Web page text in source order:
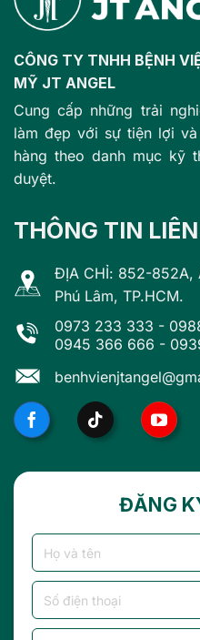
CÔNG TY TNHH BỆNH
MỸ JT ANGEL
Cung cấp những trải
làm đẹp với sự tiện lợi
hàng theo danh mục kỹ
duyệt.
THÔNG TIN
ĐỊA CHỈ: 852-852A,
Phú Lâm, TP.HCM.
0973 233 333 -
0945 366 666 -
ĐĂNG